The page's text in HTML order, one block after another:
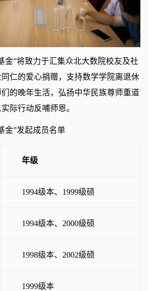
金”将致力于汇集众北大数院校友及社
仁的爱心捐赠，支持数学学院离退休
的晚年生活，弘扬中华民族尊师重道
际行动反哺师恩。
金”发起成员名单
年级
1994级本、1999级硕
1994级本、2000级硕
1998级本、2002级硕
1999级本